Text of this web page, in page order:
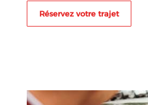
Réservez votre trajet